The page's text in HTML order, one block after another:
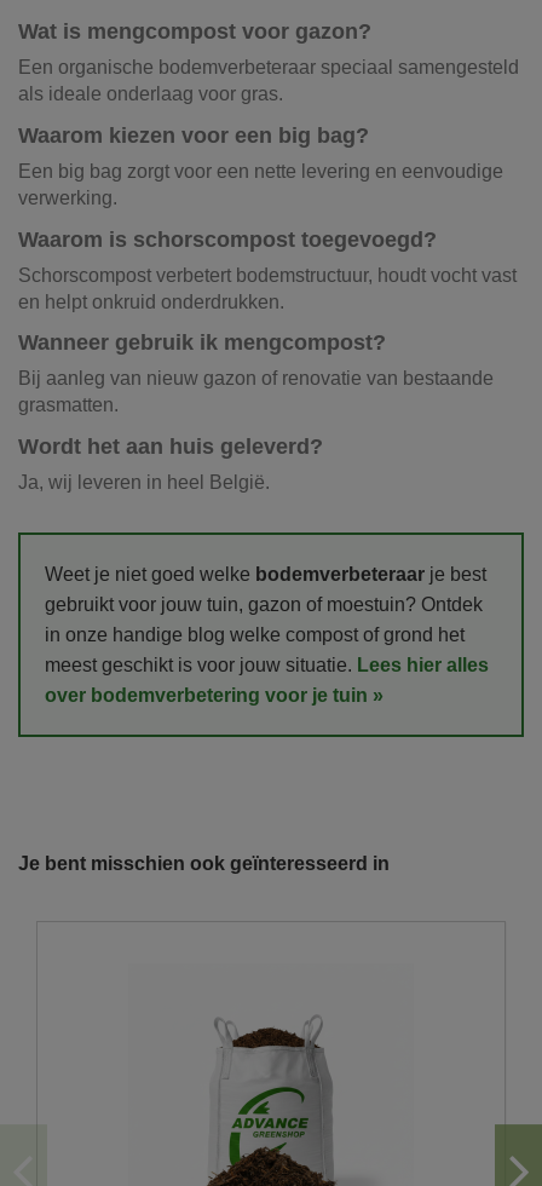
Wat is mengcompost voor gazon?
Een organische bodemverbeteraar speciaal samengesteld
als ideale onderlaag voor gras.
Waarom kiezen voor een big bag?
Een big bag zorgt voor een nette levering en eenvoudige
verwerking.
Waarom is schorscompost toegevoegd?
Schorscompost verbetert bodemstructuur, houdt vocht vast
en helpt onkruid onderdrukken.
Wanneer gebruik ik mengcompost?
Bij aanleg van nieuw gazon of renovatie van bestaande
grasmatten.
Wordt het aan huis geleverd?
Ja, wij leveren in heel België.
Weet je niet goed welke bodemverbeteraar je best
gebruikt voor jouw tuin, gazon of moestuin? Ontdek
in onze handige blog welke compost of grond het
meest geschikt is voor jouw situatie. Lees hier alles
over bodemverbetering voor je tuin »
grond, grind, schors, ...
laadvolumes en -vermogens. De laadvolumes kunnen
variëren van 10m³ tot 30m³.
U wenst graag een losse levering?
Hiervoor moet er voldoende plaats zijn om achteruit
te rijden en los af te storten.
Je bent misschien ook geïnteresseerd in